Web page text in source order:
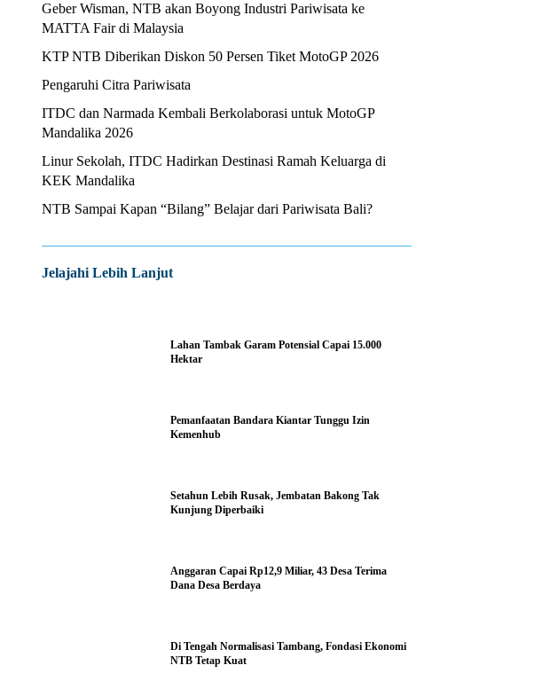
Geber Wisman, NTB akan Boyong Industri Pariwisata ke
MATTA Fair di Malaysia
KTP NTB Diberikan Diskon 50 Persen Tiket MotoGP 2026
Pengaruhi Citra Pariwisata
ITDC dan Narmada Kembali Berkolaborasi untuk MotoGP
Mandalika 2026
Linur Sekolah, ITDC Hadirkan Destinasi Ramah Keluarga di
KEK Mandalika
NTB Sampai Kapan “Bilang” Belajar dari Pariwisata Bali?
Jelajahi Lebih Lanjut
Lahan Tambak Garam Potensial Capai 15.000
Hektar
Pemanfaatan Bandara Kiantar Tunggu Izin
Kemenhub
Setahun Lebih Rusak, Jembatan Bakong Tak
Kunjung Diperbaiki
Anggaran Capai Rp12,9 Miliar, 43 Desa Terima
Dana Desa Berdaya
Di Tengah Normalisasi Tambang, Fondasi Ekonomi
NTB Tetap Kuat